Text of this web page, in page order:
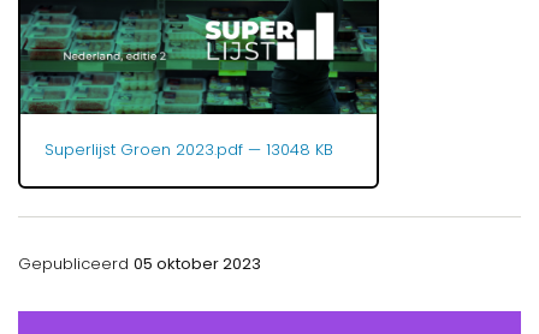
Superlijst Groen 2023.pdf — 13048 KB
Gepubliceerd 05 oktober 2023